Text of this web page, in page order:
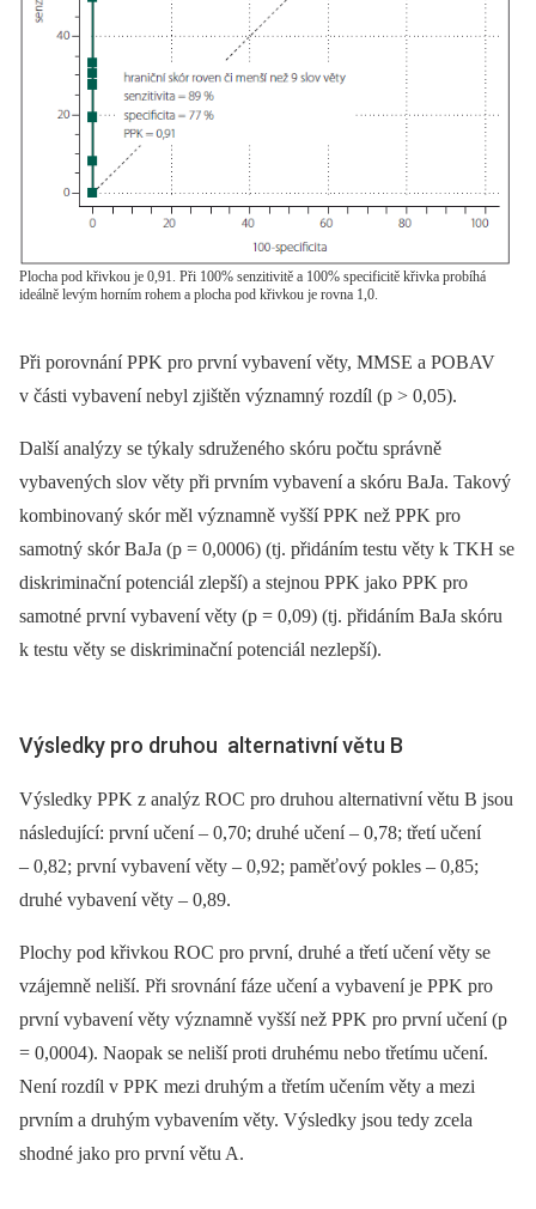
Plocha pod křivkou je 0,91. Při 100% senzitivitě a 100% specificitě křivka probíhá
ideálně levým horním rohem a plocha pod křivkou je rovna 1,0.
Při porovnání PPK pro první vybavení věty, MMSE a POBAV
v části vybavení nebyl zjištěn významný rozdíl (p > 0,05).
Další analýzy se týkaly sdruženého skóru počtu správně
vybavených slov věty při prvním vybavení a skóru BaJa. Takový
kombinovaný skór měl významně vyšší PPK než PPK pro
samotný skór BaJa (p = 0,0006) (tj. přidáním testu věty k TKH se
diskriminační potenciál zlepší) a stejnou PPK jako PPK pro
samotné první vybavení věty (p = 0,09) (tj. přidáním BaJa skóru
k testu věty se diskriminační potenciál nezlepší).
Výsledky pro druhou alternativní větu B
Výsledky PPK z analýz ROC pro druhou alternativní větu B jsou
následující: první učení –⁠ 0,70; druhé učení –⁠ 0,78; třetí učení
–⁠ 0,82; první vybavení věty –⁠ 0,92; paměťový pokles –⁠ 0,85;
druhé vybavení věty –⁠ 0,89.
Plochy pod křivkou ROC pro první, druhé a třetí učení věty se
vzájemně neliší. Při srovnání fáze učení a vybavení je PPK pro
první vybavení věty významně vyšší než PPK pro první učení (p
= 0,0004). Naopak se neliší proti druhému nebo třetímu učení.
Není rozdíl v PPK mezi druhým a třetím učením věty a mezi
prvním a druhým vybavením věty. Výsledky jsou tedy zcela
shodné jako pro první větu A.